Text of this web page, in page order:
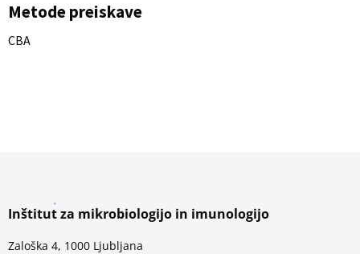
Metode preiskave
CBA
Inštitut za mikrobiologijo in imunologijo
Zaloška 4, 1000 Ljubljana